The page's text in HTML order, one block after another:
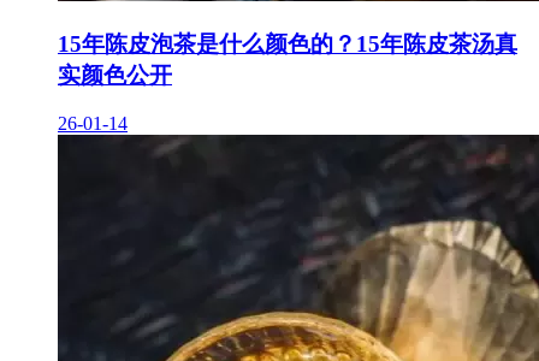
15年陈皮泡茶是什么颜色的？15年陈皮茶汤真
实颜色公开
26-01-14